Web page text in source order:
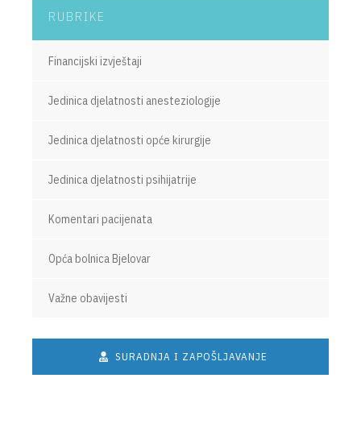
RUBRIKE
Financijski izvještaji
Jedinica djelatnosti anesteziologije
Jedinica djelatnosti opće kirurgije
Jedinica djelatnosti psihijatrije
Komentari pacijenata
Opća bolnica Bjelovar
Važne obavijesti
SURADNJA I ZAPOŠLJAVANJE